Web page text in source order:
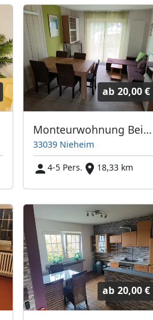
ab 20,00 €
Monteurwohnung Beineke
33039 Nieheim
4-5 Pers.
18,33 km
ab 20,00 €